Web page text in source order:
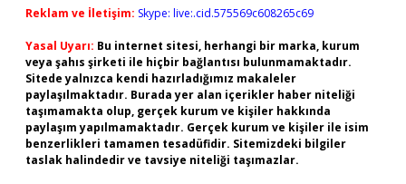
Reklam ve İletişim: Skype: live:.cid.575569c608265c69
Yasal Uyarı: Bu internet sitesi, herhangi bir marka, kurum
veya şahıs şirketi ile hiçbir bağlantısı bulunmamaktadır.
Sitede yalnızca kendi hazırladığımız makaleler
paylaşılmaktadır. Burada yer alan içerikler haber niteliği
taşımamakta olup, gerçek kurum ve kişiler hakkında
paylaşım yapılmamaktadır. Gerçek kurum ve kişiler ile isim
benzerlikleri tamamen tesadüfidir. Sitemizdeki bilgiler
taslak halindedir ve tavsiye niteliği taşımazlar.